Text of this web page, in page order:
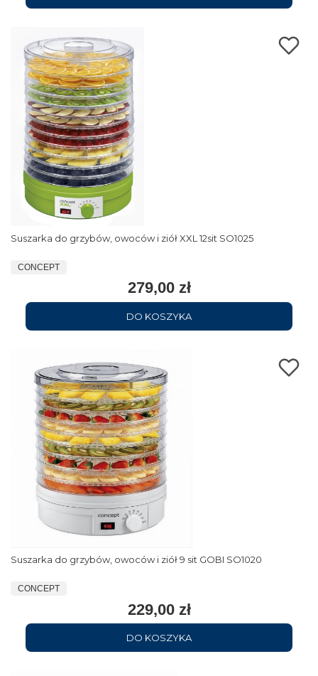
Suszarka do grzybów, owoców i ziół XXL 12sit SO1025
CONCEPT
279,00 zł
DO KOSZYKA
Suszarka do grzybów, owoców i ziół 9 sit GOBI SO1020
CONCEPT
229,00 zł
DO KOSZYKA